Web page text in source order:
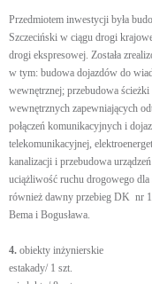
Przedmiotem inwestycji była
Szczeciński w ciągu drogi
drogi ekspresowej. Została
w tym: budowa dojazdów do
wewnętrznej; przebudowa
wewnętrznych zapewniających
połączeń komunikacyjnych i
telekomunikacyjnej,
kanalizacji i przebudowa
uciążliwość ruchu drogowego
również dawny przebieg DK nr
Bema i Bogusława.
4. obiekty inżynierskie
estakady/ 1 szt.